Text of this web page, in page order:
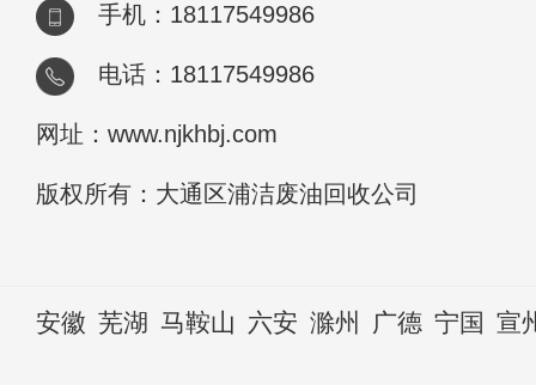
手机：18117549986
电话：18117549986
网址：www.njkhbj.com
版权所有：大通区浦洁废油回收公司
安徽 芜湖 马鞍山 六安 滁州 广德 宁国 宣